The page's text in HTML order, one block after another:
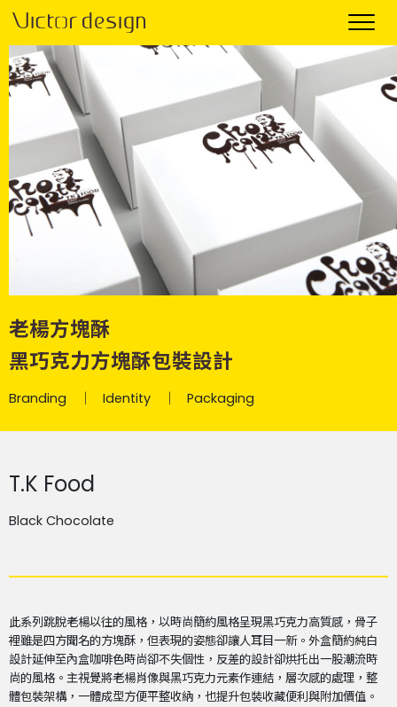
老楊方塊酥
黑巧克力方塊酥包裝設計
Branding Identity Packaging
T.K Food
Black Chocolate
此系列跳脫老楊以往的風格，以時尚簡約風格呈現黑巧克力高質感，骨子
裡雖是四方聞名的方塊酥，但表現的姿態卻讓人耳目一新。外盒簡約純白
設計延伸至內盒咖啡色時尚卻不失個性，反差的設計卻烘托出一股潮流時
尚的風格。主視覺將老楊肖像與黑巧克力元素作連結，層次感的處理，整
體包裝架構，一體成型方便平整收納，也提升包裝收藏便利與附加價值。